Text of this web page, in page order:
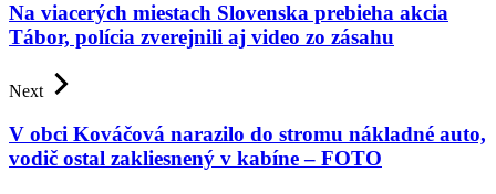
Na viacerých miestach Slovenska prebieha akcia
Tábor, polícia zverejnili aj video zo zásahu
Next
V obci Kováčová narazilo do stromu nákladné auto,
vodič ostal zakliesnený v kabíne – FOTO